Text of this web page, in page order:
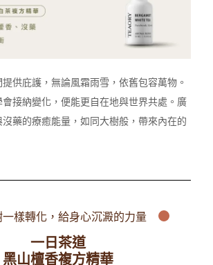
供庇護，無論風霜雨雪，依舊包容萬物。
接納變化，便能更自在地與世界共處。廣
藥的療癒能量，如同大樹般，帶來內在的
樣轉化， 給身心沉澱的力量
一日茶道
黑山檀香複方精華